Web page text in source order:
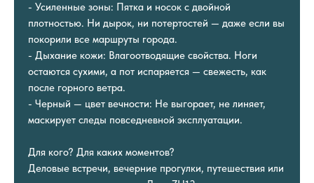
- Усиленные зоны: Пятка и носок с двойной
плотностью. Ни дырок, ни потертостей — даже если вы
покорили все маршруты города.
- Дыхание кожи: Влагоотводящие свойства. Ноги
остаются сухими, а пот испаряется — свежесть, как
после горного ветра.
- Черный — цвет вечности: Не выгорает, не линяет,
маскирует следы повседневной эксплуатации.
Для кого? Для каких моментов?
Деловые встречи, вечерние прогулки, путешествия или